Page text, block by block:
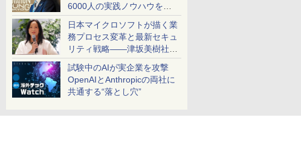
6000人の実践ノウハウを生
かした「AI商談記録 for
RICOH」を展開へ
日本マイクロソフトが描く業
務プロセス変革と最新セキュ
リティ戦略――津坂美樹社長
が2027年度戦略を説明
試験中のAIが実企業を攻撃
OpenAIとAnthropicの両社に
共通する“落とし穴”